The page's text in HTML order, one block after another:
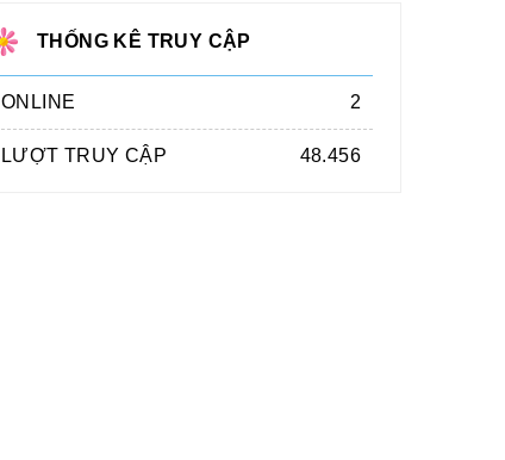
THỐNG KÊ TRUY CẬP
ONLINE 2
LƯỢT TRUY CẬP 48.456